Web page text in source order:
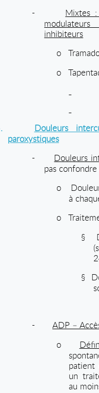
-
Mixtes :
inhibiteurs
o
o
Douleurs
paroxystiques
-
Douleurs
pas
o
à
o
§
§
-
ADP –
o
patient
un
au